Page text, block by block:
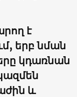
է
երբ նման
կդառնան
և